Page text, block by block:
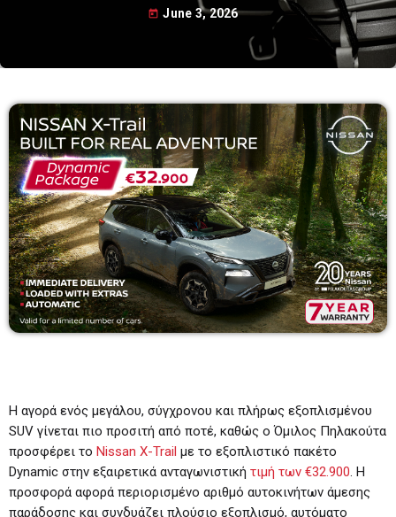
DJ SET – ΘΕΜΗΣ ΚΩΝΣΤΑΝΤΙΝΟΥ
Παρασκευή 20:00-24:00 και Σάββατο 21:00-
01:00
20:00 - 12:00
BEST OF ΠΡΩΙΝΑΔΙΚΟ
08:00 - 10:00
TOP 20
13:00 - 14:00
today June 3, 2026
Η αγορά ενός μεγάλου, σύγχρονου και πλήρως εξοπλισμένου
SUV γίνεται πιο προσιτή από ποτέ, καθώς ο Όμιλος Πηλακούτα
προσφέρει το Nissan X-Trail με το εξοπλιστικό πακέτο
Dynamic στην εξαιρετικά ανταγωνιστική τιμή των €32.900. Η
προσφορά αφορά περιορισμένο αριθμό αυτοκινήτων άμεσης
παράδοσης και συνδυάζει πλούσιο εξοπλισμό, αυτόματο